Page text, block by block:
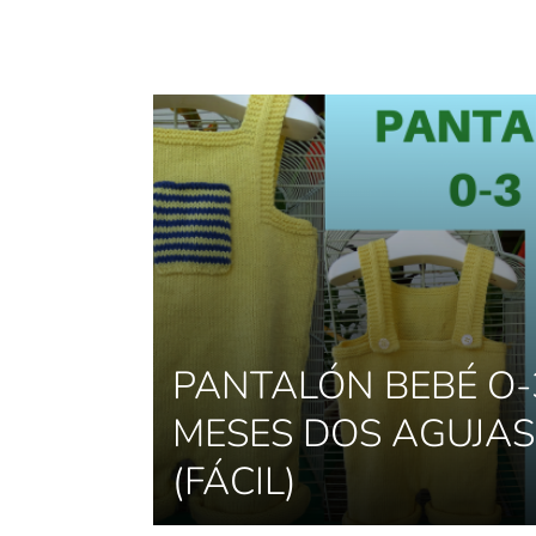
PANTALÓN BEBÉ
MESES DOS AGUJAS
(FÁCIL)